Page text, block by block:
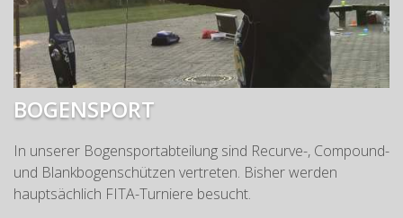
BOGENSPORT
In unserer Bogensportabteilung sind Recurve-, Compound-
und Blankbogenschützen vertreten. Bisher werden
hauptsächlich FITA-Turniere besucht.